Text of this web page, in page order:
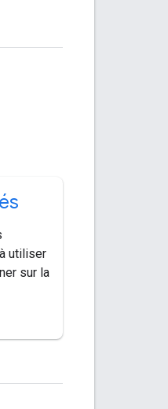
utiliser
sur la